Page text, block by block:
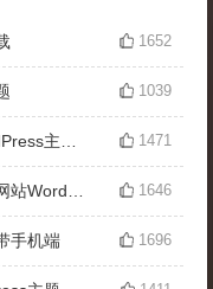
1652
1039
1471
1646
手机端 1696